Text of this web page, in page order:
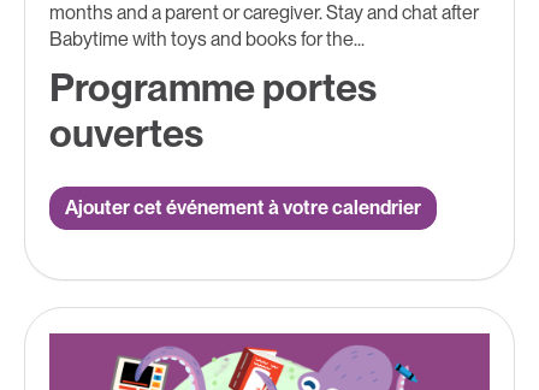
months and a parent or caregiver. Stay and chat after
Babytime with toys and books for the...
Programme portes
ouvertes
Ajouter cet événement à votre calendrier